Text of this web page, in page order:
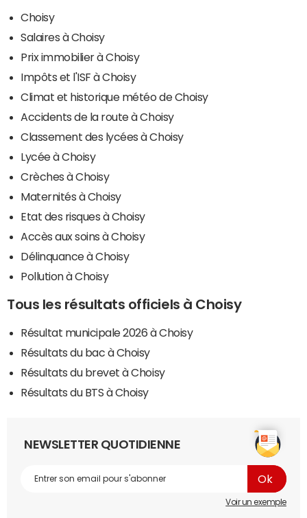
Choisy
Salaires à Choisy
Prix immobilier à Choisy
Impôts et l'ISF à Choisy
Climat et historique météo de Choisy
Accidents de la route à Choisy
Classement des lycées à Choisy
Lycée à Choisy
Crèches à Choisy
Maternités à Choisy
Etat des risques à Choisy
Accès aux soins à Choisy
Délinquance à Choisy
Pollution à Choisy
Tous les résultats officiels à Choisy
Résultat municipale 2026 à Choisy
Résultats du bac à Choisy
Résultats du brevet à Choisy
Résultats du BTS à Choisy
NEWSLETTER QUOTIDIENNE
Voir un exemple